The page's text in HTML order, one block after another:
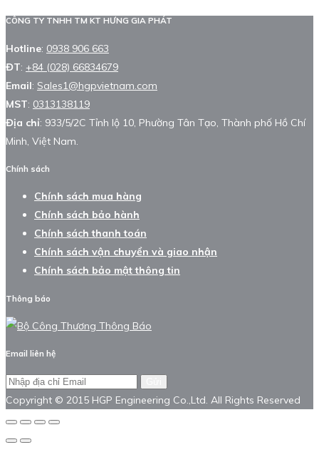
CÔNG TY TNHH TM KT HƯNG GIA PHÁT
Hotline: 0938 906 663
ĐT: +84 (028) 66834679
Email: Sales1@hgpvietnam.com
MST: 0313138119
Địa chỉ: 933/5/2C Tỉnh lộ 10, Phường Tân Tạo, Thành phố Hồ Chí
Minh, Việt Nam.
Chính sách
Chính sách mua hàng
Chính sách bảo hành
Chính sách thanh toán
Chính sách vận chuyển và giao nhận
Chính sách bảo mật thông tin
Thông báo
Email liên hệ
Copyright © 2015 HGP Engineering Co.,Ltd. All Rights Reserved